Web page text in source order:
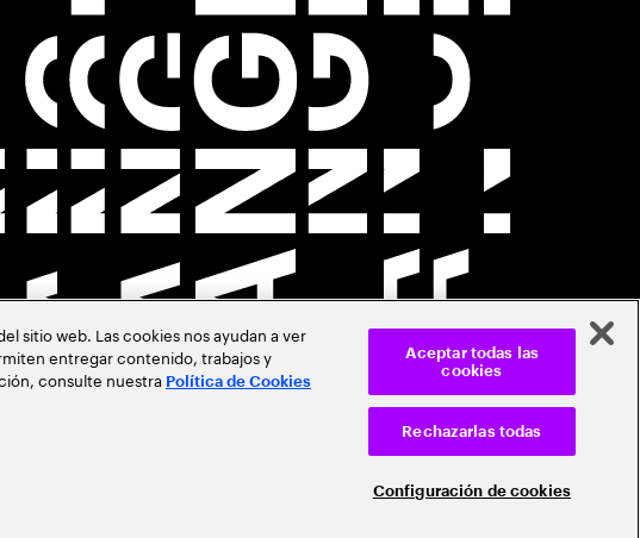
sitio web. Las cookies nos ayudan a ver
entregar contenido, trabajos y
consulte nuestra Política de Cookies
Configuración de cookies
Rechazarlas todas
Aceptar todas las
cookies